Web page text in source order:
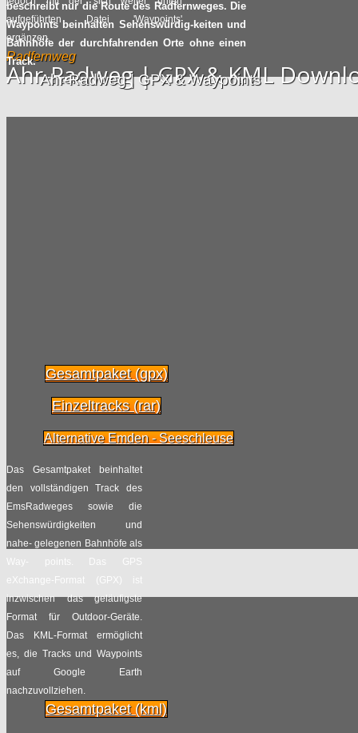
aufgeführten Datei 'Waypoints'
ergänzen.
Radfernweg
Ahr-Radweg | GPX & KML
beschreibt nur die Route des Radfernweges. Die
Waypoints beinhalten Sehenswürdig-keiten und
Bahnhöfe der durchfahrenden Orte ohne einen
Track.
Ahr-Radweg | GPX & Waypoints
Gesamtpaket (gpx)
Einzeltracks (rar)
Alternative Emden - Seeschleuse
Das Gesamtpaket beinhaltet
den vollständigen Track des
EmsRadweges sowie die
Sehenswürdigkeiten und
nahe- gelegenen Bahnhöfe als
Way- points. Das GPS
eXchange-Format (GPX) ist
inzwischen das geläufigste
Format für Outdoor-Geräte.
Das KML-Format ermöglicht
es, die Tracks und Waypoints
auf Google Earth
nachzuvollziehen.
Gesamtpaket (kml)